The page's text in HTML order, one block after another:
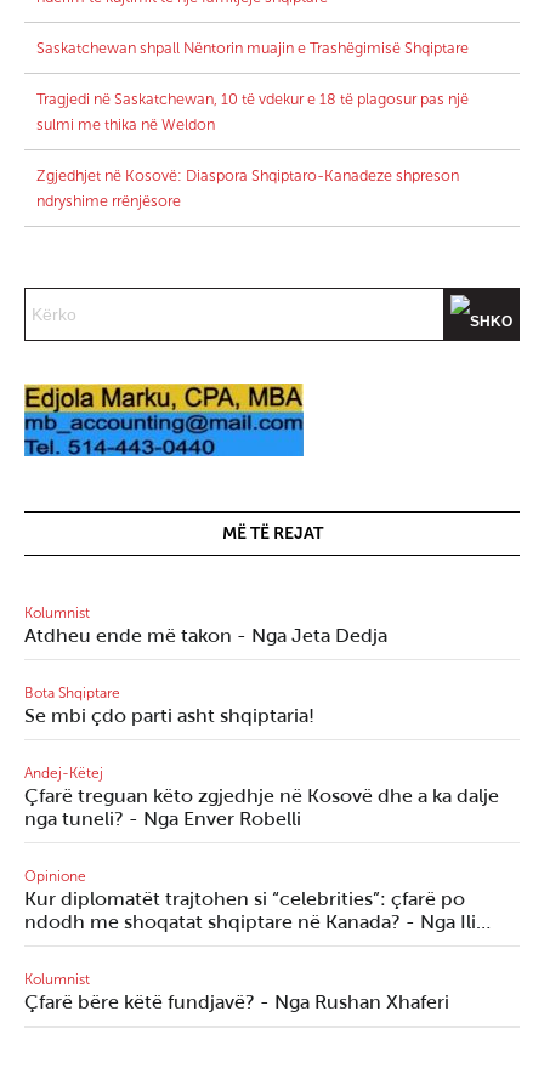
Saskatchewan shpall Nëntorin muajin e Trashëgimisë Shqiptare
Tragjedi në Saskatchewan, 10 të vdekur e 18 të plagosur pas një
sulmi me thika në Weldon
Zgjedhjet në Kosovë: Diaspora Shqiptaro-Kanadeze shpreson
ndryshime rrënjësore
MË TË REJAT
Kolumnist
Atdheu ende më takon - Nga Jeta Dedja
Bota Shqiptare
Se mbi çdo parti asht shqiptaria!
Andej-Këtej
Çfarë treguan këto zgjedhje në Kosovë dhe a ka dalje
nga tuneli? - Nga Enver Robelli
Opinione
Kur diplomatët trajtohen si “celebrities”: çfarë po
ndodh me shoqatat shqiptare në Kanada? - Nga Ili…
Kolumnist
Çfarë bëre këtë fundjavë? - Nga Rushan Xhaferi